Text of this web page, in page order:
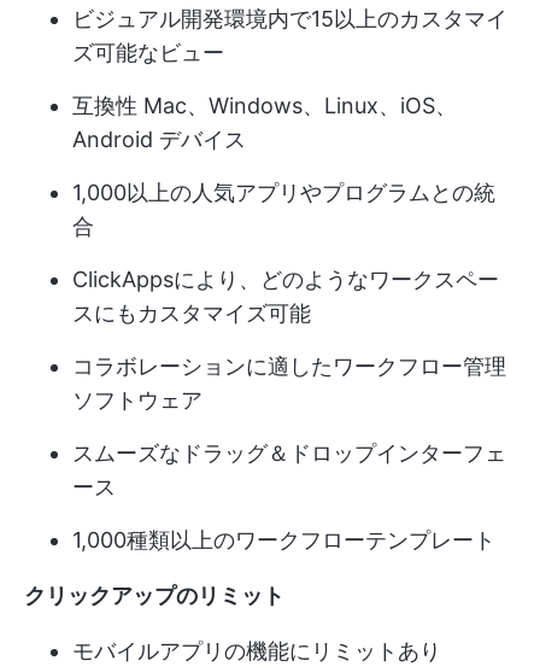
ビジュアル開発環境内で15以上のカスタマイ
ズ可能なビュー
互換性 Mac、Windows、Linux、iOS、
Android デバイス
1,000以上の人気アプリやプログラムとの統
合
ClickAppsにより、どのようなワークスペー
スにもカスタマイズ可能
コラボレーションに適したワークフロー管理
ソフトウェア
スムーズなドラッグ＆ドロップインターフェ
ース
1,000種類以上のワークフローテンプレート
クリックアップのリミット
モバイルアプリの機能にリミットあり